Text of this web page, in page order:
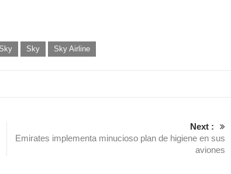
Sky Sky Airline
Next :
Emirates implementa minucioso plan de higiene en sus
aviones